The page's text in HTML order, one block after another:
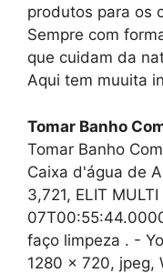
produtos para os
Sempre com
que cuidam da
Aqui tem muuita
Tomar Banho
Tomar Banho
Caixa d'água de
3,721, ELIT
faço limpeza . -
1280 x 720, jpeg,